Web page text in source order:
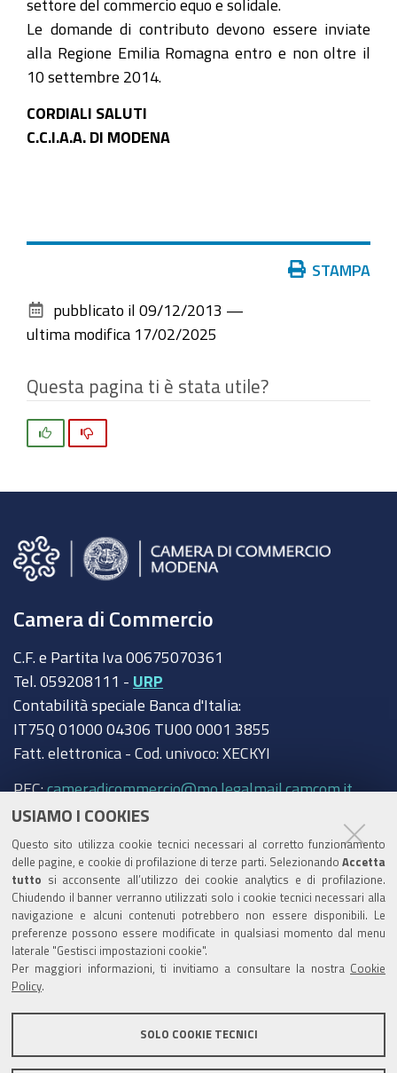
USIAMO I COOKIES
Questo sito utilizza cookie tecnici necessari al corretto funzionamento
delle pagine, e cookie di profilazione di terze parti. Selezionando Accetta
tutto si acconsente all’utilizzo dei cookie analytics e di profilazione.
Chiudendo il banner verranno utilizzati solo i cookie tecnici necessari alla
navigazione e alcuni contenuti potrebbero non essere disponibili. Le
preferenze possono essere modificate in qualsiasi momento dal menu
laterale "Gestisci impostazioni cookie".
Per maggiori informazioni, ti invitiamo a consultare la nostra Cookie
Policy
SOLO COOKIE TECNICI
settore del commercio equo e solidale.
Le domande di contributo devono essere inviate
alla Regione Emilia Romagna entro e non oltre il
10 settembre 2014.
CORDIALI SALUTI
C.C.I.A.A. DI MODENA
documento
STAMPA
pubblicato il 09/12/2013 —
ultima modifica 17/02/2025
Questa pagina ti è stata utile?
Camera di Commercio
C.F. e Partita Iva 00675070361
Tel. 059208111 - URP
Contabilità speciale Banca d'Italia:
IT75Q 01000 04306 TU00 0001 3855
Fatt. elettronica - Cod. univoco: XECKYI
PEC:cameradicommercio@mo.legalmail.camcom.it
Trasparenza
Amministrazione trasparente
Albo Camerale
Pubblicità Legale
Area riservata Amministratori